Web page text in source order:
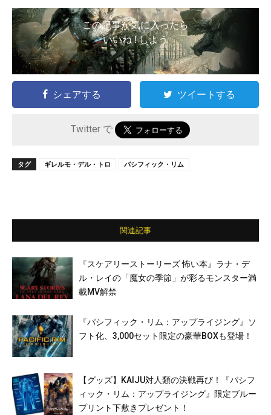
この記事が気に入ったら
いいね ! しよう
シェアする ツイートする
Twitter で
タグ ギレルモ・デル・トロ パシフィック・リム
関連記事
『スケアリーストーリーズ 怖い本』ラナ・デ
ル・レイの「魔女の季節」が彩るモンスター満
載MV解禁
『パシフィック・リム：アップライジング』ソ
フト化、3,000セット限定の豪華BOXも登場！
【グッズ】KAIJU対人類の決戦再び！『パシフ
ィック・リム：アップライジング』限定ブルー
プリント下敷きプレゼント！